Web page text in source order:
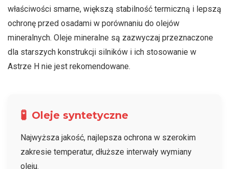
właściwości smarne, większą stabilność termiczną i lepszą
ochronę przed osadami w porównaniu do olejów
mineralnych. Oleje mineralne są zazwyczaj przeznaczone
dla starszych konstrukcji silników i ich stosowanie w
Astrze H nie jest rekomendowane.
🧪 Oleje syntetyczne
Najwyższa jakość, najlepsza ochrona w szerokim
zakresie temperatur, dłuższe interwały wymiany
oleju.